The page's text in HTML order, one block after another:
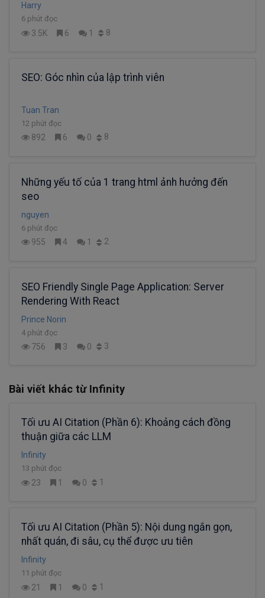
Harry
6 phút đọc
3.5K 6 1 8
SEO: Góc nhìn của lập trình viên
Tuan Tran
12 phút đọc
892 6 0 8
Những yếu tố của 1 trang html ảnh hưởng đến
seo
nguyen
6 phút đọc
955 4 1 2
SEO Friendly Single Page Application: Server
Rendering With React
Prince Norin
4 phút đọc
756 3 0 3
Bài viết khác từ Infinity
Tối ưu AI Citation (Phần 6): Khoảng cách đồng
thuận giữa các LLM
Infinity
13 phút đọc
23 1 0 1
Tối ưu AI Citation (Phần 5): Nội dung ngắn gọn,
nhất quán, đi sâu, cụ thể được ưu tiên
Infinity
11 phút đọc
21 1 0 1